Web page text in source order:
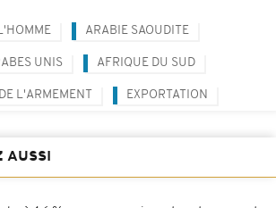
ARABIE SAOUDITE
UNIS AFRIQUE DU SUD
L'ARMEMENT EXPORTATION
AUSSI